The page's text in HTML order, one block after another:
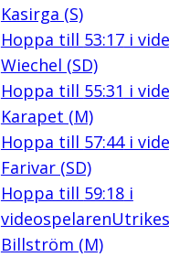
Kasirga (S)
Hoppa till 53:17i
Wiechel (SD)
Hoppa till 55:31 i
Karapet (M)
Hoppa till 57:44i
Farivar (SD)
Hoppa till 59:18i
videospelaren
Billström (M)